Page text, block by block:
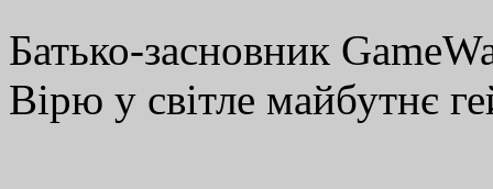
Батько-засновник
Вірю у світле майбутнє